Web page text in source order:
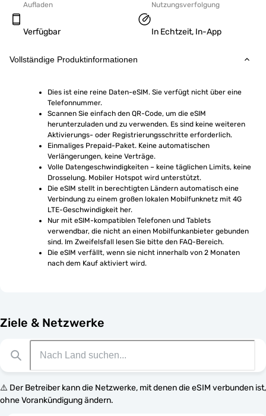
Aufladen
Verfügbar
Nutzungsverfolgung
In Echtzeit, In-App
Vollständige Produktinformationen
Dies ist eine reine Daten-eSIM. Sie verfügt nicht über eine
Telefonnummer.
Scannen Sie einfach den QR-Code, um die eSIM
herunterzuladen und zu verwenden. Es sind keine weiteren
Aktivierungs- oder Registrierungsschritte erforderlich.
Einmaliges Prepaid-Paket. Keine automatischen
Verlängerungen, keine Verträge.
Volle Datengeschwindigkeiten – keine täglichen Limits, keine
Drosselung. Mobiler Hotspot wird unterstützt.
Die eSIM stellt in berechtigten Ländern automatisch eine
Verbindung zu einem großen lokalen Mobilfunknetz mit 4G
LTE-Geschwindigkeit her.
Nur mit eSIM-kompatiblen Telefonen und Tablets
verwendbar, die nicht an einen Mobilfunkanbieter gebunden
sind. Im Zweifelsfall lesen Sie bitte den FAQ-Bereich.
Die eSIM verfällt, wenn sie nicht innerhalb von 2 Monaten
nach dem Kauf aktiviert wird.
Ziele & Netzwerke
⚠️ Der Betreiber kann die Netzwerke, mit denen die eSIM verbunden ist,
ohne Vorankündigung ändern.